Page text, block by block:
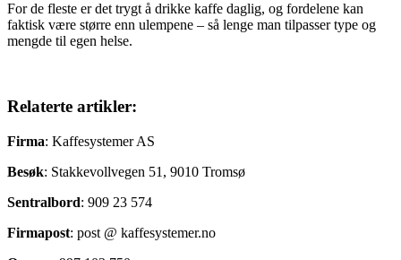
For de fleste er det trygt å drikke kaffe daglig, og fordelene kan
faktisk være større enn ulempene – så lenge man tilpasser type og
mengde til egen helse.
Relaterte artikler:
Firma: Kaffesystemer AS
Besøk: Stakkevollvegen 51, 9010 Tromsø
Sentralbord: 909 23 574
Firmapost: post @ kaffesystemer.no